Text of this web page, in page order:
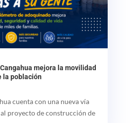
mejora la movilidad
la población
cuenta con una nueva vía
proyecto de construcción de